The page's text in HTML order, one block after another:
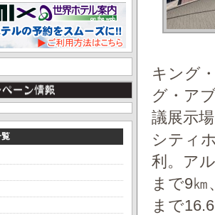
キング
グ・ア
議展示
シティ
利。ア
まで9
まで